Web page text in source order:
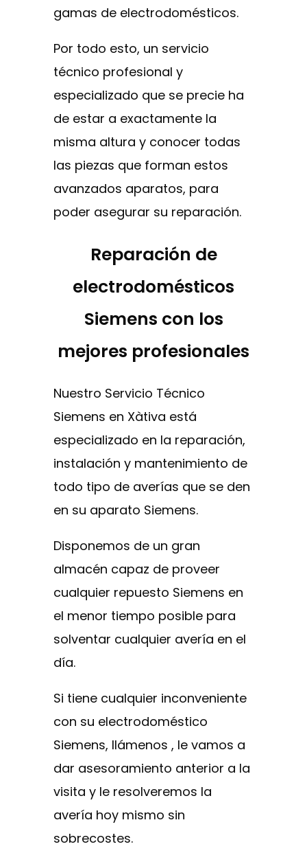
gamas de electrodomésticos.
Por todo esto, un servicio
técnico profesional y
especializado que se precie ha
de estar a exactamente la
misma altura y conocer todas
las piezas que forman estos
avanzados aparatos, para
poder asegurar su reparación.
Reparación de
electrodomésticos
Siemens con los
mejores profesionales
Nuestro Servicio Técnico
Siemens en Xàtiva está
especializado en la reparación,
instalación y mantenimiento de
todo tipo de averías que se den
en su aparato Siemens.
Disponemos de un gran
almacén capaz de proveer
cualquier repuesto Siemens en
el menor tiempo posible para
solventar cualquier avería en el
día.
Si tiene cualquier inconveniente
con su electrodoméstico
Siemens, llámenos , le vamos a
dar asesoramiento anterior a la
visita y le resolveremos la
avería hoy mismo sin
sobrecostes.